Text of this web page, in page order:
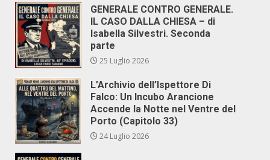
GENERALE CONTRO GENERALE.
IL CASO DALLA CHIESA – di
Isabella Silvestri. Seconda
parte
25 Luglio 2026
L’Archivio dell’Ispettore Di
Falco: Un Incubo Arancione
Accende la Notte nel Ventre del
Porto (Capitolo 33)
24 Luglio 2026